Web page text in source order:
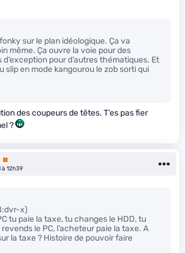
sur le plan idéologique. Ça va
même. Ça ouvre la voie pour des
pour d’autres thématiques. Et
slip en mode kangourou le zob sorti qui
des coupeurs de têtes. T’es pas fier
?
Premium
12h39
x)
tu paie la taxe, tu changes le HDD, tu
le PC, l’acheteur paie la taxe. A
la taxe ? Histoire de pouvoir faire